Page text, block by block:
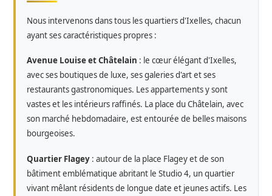
Nous intervenons dans tous les quartiers d'Ixelles, chacun
ayant ses caractéristiques propres :
Avenue Louise et Châtelain : le cœur élégant d'Ixelles,
avec ses boutiques de luxe, ses galeries d'art et ses
restaurants gastronomiques. Les appartements y sont
vastes et les intérieurs raffinés. La place du Châtelain, avec
son marché hebdomadaire, est entourée de belles maisons
bourgeoises.
Quartier Flagey: autour de la place Flagey et de son
bâtiment emblématique abritant le Studio 4, un quartier
vivant mêlant résidents de longue date et jeunes actifs. Les